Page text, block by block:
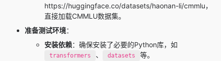
https://huggingface.co/datasets/haonan-li/cmmlu，
直接加载CMMLU数据集。
准备测试环境：
安装依赖：确保安装了必要的Python库，如
transformers 、 datasets
等。